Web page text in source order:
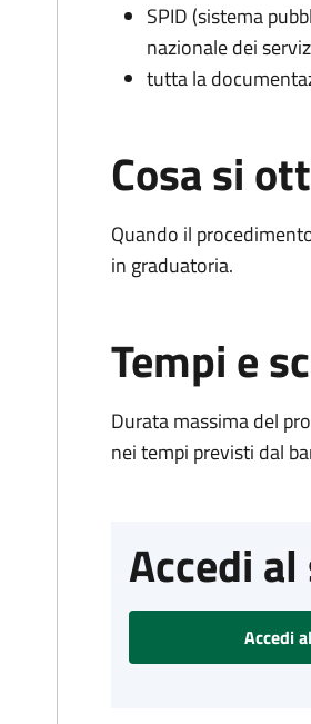
SPID (sistema
nazionale dei
tutta la
Cosa si
Quando il
in graduatoria.
Tempi e
Durata massima del
nei tempi previsti dal
Accedi
Accedi